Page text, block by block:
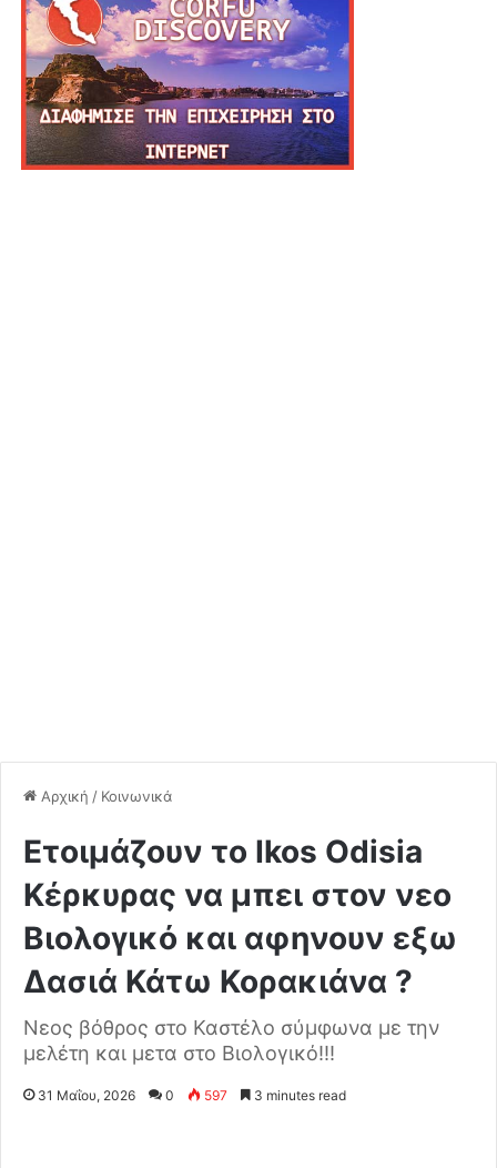
Αρχική / Κοινωνικά
Ετοιμάζουν το Ikos Odisia
Κέρκυρας να μπει στον νεο
Βιολογικό και αφηνουν εξω
Δασιά Κάτω Κορακιάνα ?
Νεος βόθρος στο Καστέλο σύμφωνα με την
μελέτη και μετα στο Βιολογικό!!!
31 Μαΐου, 2026 0 597 3 minutes read